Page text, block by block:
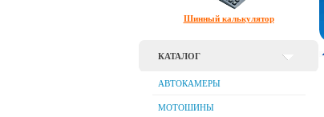
Шинный калькулятор
КАТАЛОГ
АВТОКАМЕРЫ
МОТОШИНЫ